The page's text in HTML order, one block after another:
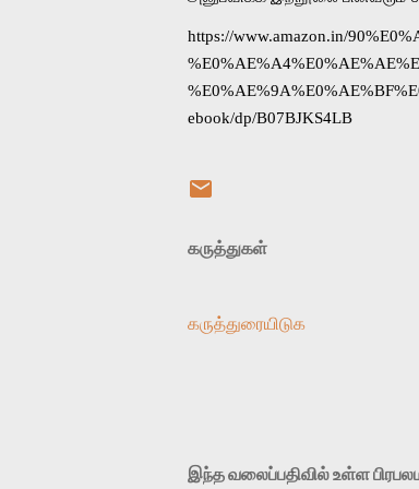
https://www.amazon.in/
ebook/dp/B07BJKS4LB
கருத்துகள்
கருத்துரையிடுக
இந்த வலைப்பதிவில் உள்ள